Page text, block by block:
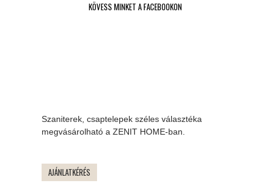
KÖVESS MINKET A FACEBOOKON
Szaniterek, csaptelepek széles választéka
megvásárolható a ZENIT HOME-ban.
AJÁNLATKÉRÉS